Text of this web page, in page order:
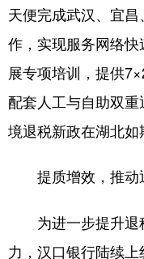
文化产业
地方频道
浙江 安
山东 河
广东 广
天便完成武汉、宜
作，实现服务网络
展专项培训，提供
配套人工与自助双
境退税新政在湖北如
提质增效，推
为进一步提升退
力，汉口银行陆续上